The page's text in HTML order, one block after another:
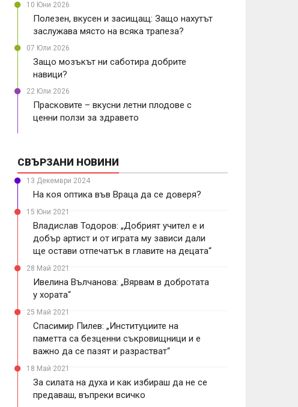
10 Юни 2026
Полезен, вкусен и засищащ: Защо нахутът
заслужава място на всяка трапеза?
07 Юли 2026
Защо мозъкът ни саботира добрите
навици?
22 Юли 2026
Прасковите – вкусни летни плодове с
ценни ползи за здравето
СВЪРЗАНИ НОВИНИ
13 Декември 2024
На коя оптика във Враца да се доверя?
15 Юни 2021
Владислав Тодоров: „Добрият учител е и
добър артист и от играта му зависи дали
ще остави отпечатък в главите на децата“
28 Май 2021
Ивелина Вълчанова: „Вярвам в добротата
у хората“
25 Май 2021
Спасимир Пилев: „Институциите на
паметта са безценни съкровищници и е
важно да се пазят и разрастват“
18 Май 2021
За силата на духа и как избираш да не се
предаваш, въпреки всичко